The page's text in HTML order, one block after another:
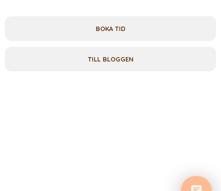
BOKA TID
TILL BLOGGEN